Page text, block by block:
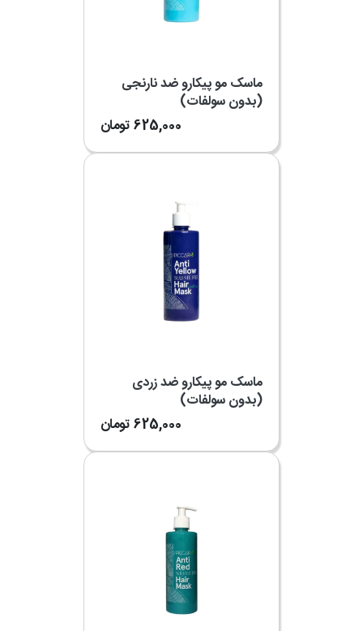
ماسک مو پیکارو ضد نارنجی
(بدون سولفات)
625,000تومان
ماسک مو پیکارو ضد زردی
(بدون سولفات)
625,000تومان